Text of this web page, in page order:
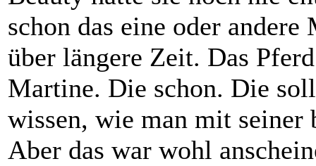
schon das eine oder
über längere Zeit. Das
Martine. Die schon. Die
wissen, wie man mit seiner
Aber das war wohl